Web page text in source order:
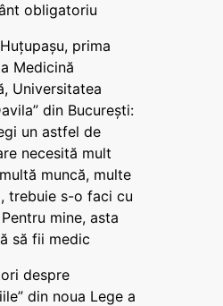
obligatoriu
prima
Medicină
Universitatea
din București:
un astfel de
necesită mult
muncă, multe
trebuie s-o faci cu
mine, asta
să fii medic
despre
din noua Lege a